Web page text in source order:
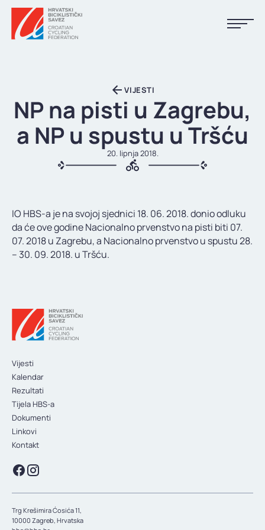
KALENDAR
REZULTATI
DOKUMENTI
LINKOVI
VIJESTI
NP na pisti u Zagrebu,
a NP u spustu u Tršću
20. lipnja 2018.
IO HBS-a je na svojoj sjednici 18. 06. 2018. donio odluku
da će ove godine Nacionalno prvenstvo na pisti biti 07.
07. 2018 u Zagrebu, a Nacionalno prvenstvo u spustu 28.
– 30. 09. 2018. u Tršću.
Vijesti
Kalendar
Rezultati
Tijela HBS-a
Dokumenti
Linkovi
Kontakt
Trg Krešimira Ćosića 11,
10000 Zagreb, Hrvatska